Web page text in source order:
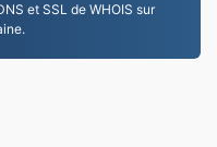
et SSL de WHOIS sur